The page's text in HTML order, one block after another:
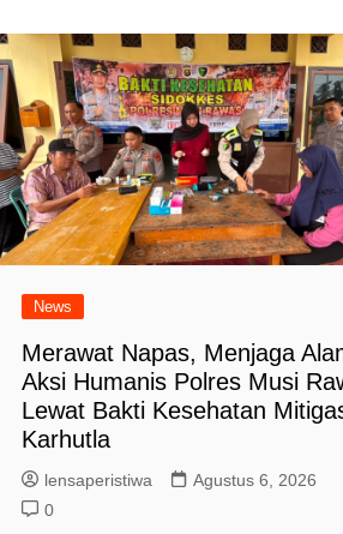
News
Merawat Napas, Menjaga
Aksi Humanis Polres Musi
Lewat Bakti Kesehatan
Karhutla
lensaperistiwa
Agustus 6, 2026
0